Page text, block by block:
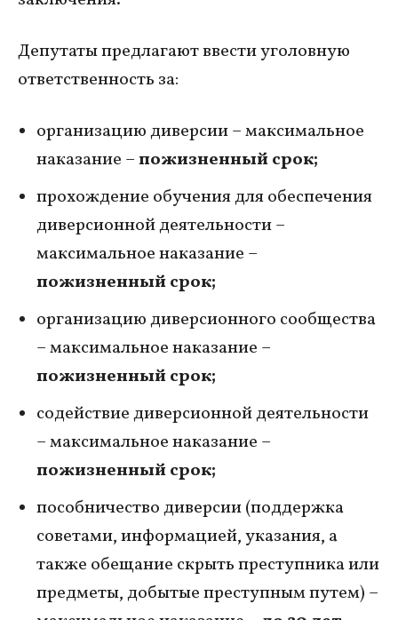
Депутаты предлагают ввести уголовную
ответственность за:
организацию диверсии – максимальное
наказание –пожизненный срок;
прохождение обучения для обеспечения
диверсионной деятельности –
максимальное наказание –
пожизненный срок;
организацию диверсионного сообщества
– максимальное наказание –
пожизненный срок;
содействие диверсионной деятельности
– максимальное наказание –
пожизненный срок;
пособничество диверсии (поддержка
советами, информацией, указания, а
также обещание скрыть преступника или
предметы, добытые преступным путем) –